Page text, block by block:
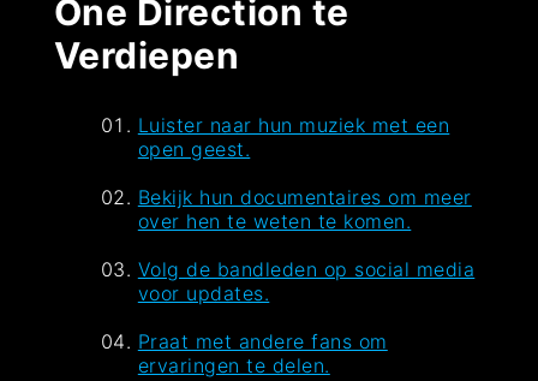
One Direction te
Verdiepen
Luister naar hun muziek met een
open geest.
Bekijk hun documentaires om meer
over hen te weten te komen.
Volg de bandleden op social media
voor updates.
Praat met andere fans om
ervaringen te delen.